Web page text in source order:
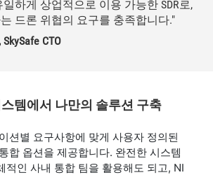
하게 상업적으로 이용 가능한 SDR로,
드론 위협의 요구를 충족합니다."
CTO
템에서 나만의 솔루션 구축
션별 요구사항에 맞게 사용자 정의된
합 옵션을 제공합니다. 완전한 시스템
적인 사내 통합 팀을 활용해도 되고, NI